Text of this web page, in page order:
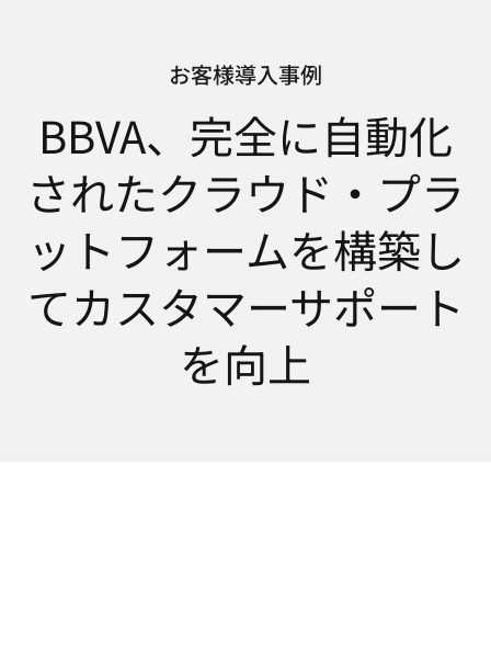
お客様導入事例
BBVA、完全に自動化
されたクラウド・プラ
ットフォームを構築し
てカスタマーサポート
を向上